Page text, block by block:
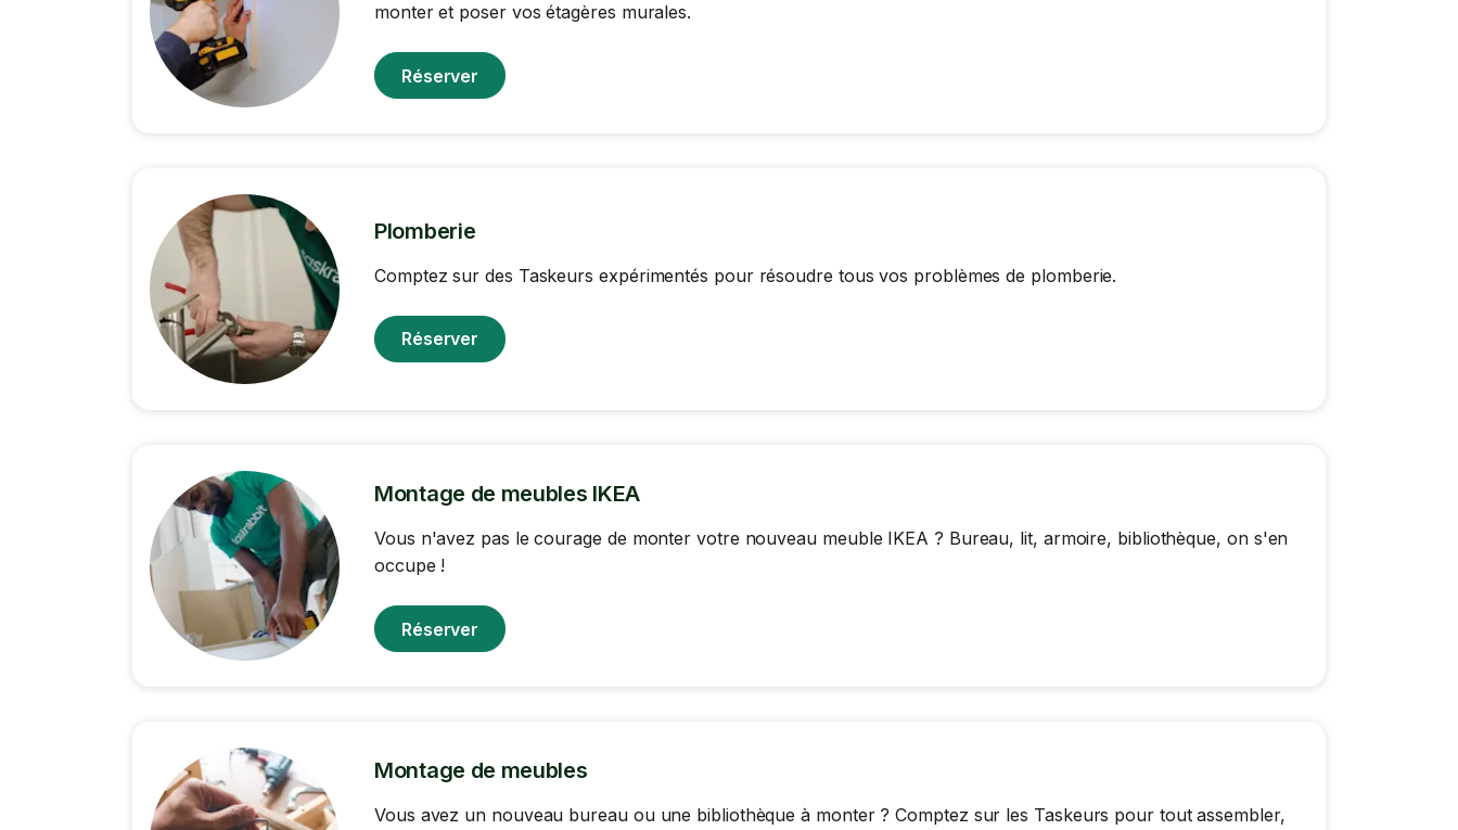
monter et poser vos étagères murales.
Réserver
Plomberie
Comptez sur des Taskeurs expérimentés pour résoudre tous vos problèmes de plomberie.
Réserver
Montage de meubles IKEA
Vous n'avez pas le courage de monter votre nouveau meuble IKEA ? Bureau, lit, armoire, bibliothèque, on s'en
occupe !
Réserver
Montage de meubles
Vous avez un nouveau bureau ou une bibliothèque à monter ? Comptez sur les Taskeurs pour tout assembler,